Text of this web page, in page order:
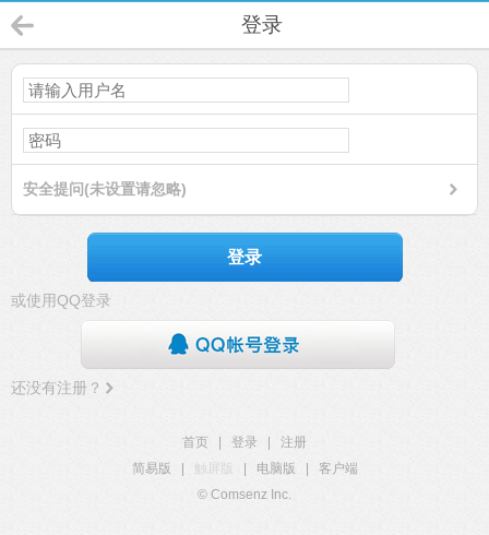
登录
安全提问(未设置请忽略)
登录
或使用QQ登录
还没有注册？
首页 登录
注册
简易版
触屏版 电脑版
客户端
© Comsenz Inc.